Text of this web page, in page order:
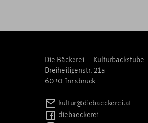
Die Bäckerei — Kulturbackstube
Dreiheiligenstr. 21a
6020 Innsbruck
kultur@diebaeckerei.at
diebaeckerei